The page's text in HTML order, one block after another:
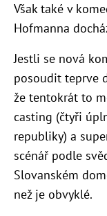
Však také v
Hofmanna
Jestli se nová
posoudit teprve
že tentokrát to
casting (čtyři
republiky) a
scénář podle
Slovanském
než je obvyklé.